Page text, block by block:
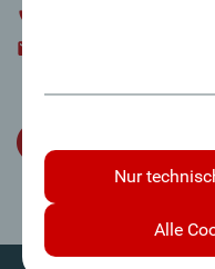
Nur
Alle